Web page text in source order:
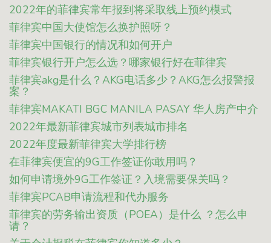
2022年的菲律宾常年报到将采取线上预约模式
菲律宾中国大使馆怎么换护照呀？
菲律宾中国银行的情况和如何开户
菲律宾银行开户怎么选？哪家银行好在菲律宾
菲律宾akg是什么？AKG电话多少？AKG怎么报警报
案？
菲律宾MAKATI BGC MANILA PASAY 华人房产中介
2022年最新菲律宾城市列表城市排名
2022年度最新菲律宾大学排行榜
在菲律宾便宜的9G工作签证你敢用吗？
如何申请境外9G工作签证？入境需要保关吗？
菲律宾PCAB申请流程和代办服务
菲律宾的劳务输出资质（POEA）是什么 ？怎么申
请？